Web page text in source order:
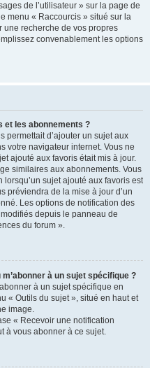
de l’utilisateur » sur la page de
menu « Raccourcis » situé sur la
une recherche de vos propres
convenablement les options
et les abonnements ?
permettait d’ajouter un sujet aux
votre navigateur internet. Vous ne
ajouté aux favoris était mis à jour.
similaires aux abonnements. Vous
sujet ajouté aux favoris est
préviendra de la mise à jour d’un
Les options de notification des
depuis le panneau de
du forum ».
à un sujet spécifique ?
à un sujet spécifique en
« Outils du sujet », situé en haut et
image.
« Recevoir une notification
à vous abonner à ce sujet.